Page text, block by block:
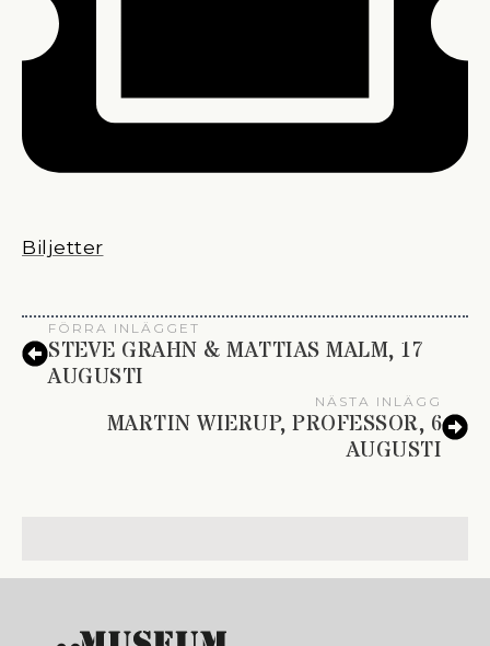
Biljetter
FÖRRA INLÄGGET
STEVE GRAHN & MATTIAS MALM, 17
AUGUSTI
NÄSTA INLÄGG
MARTIN WIERUP, PROFESSOR, 6
AUGUSTI